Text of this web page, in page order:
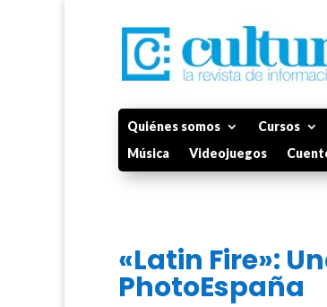
Quiénes somos Cursos
Música
Videojuegos
«Latin Fire»:
PhotoEspaña